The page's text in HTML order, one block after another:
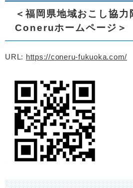
＜福岡県地域おこし協
Coneruホームページ＞
URL: https://coneru-fukuoka.com/